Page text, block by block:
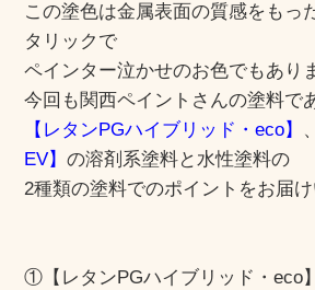
この塗色は金属表面の質感をもっ
タリックで
ペインター泣かせのお色でもあり
今回も関西ペイントさんの塗料で
【レタンPGハイブリッド・eco】 、
EV】の溶剤系塗料と水性塗料の
2種類の塗料でのポイントをお届け
① 【レタンPGハイブリッド・eco